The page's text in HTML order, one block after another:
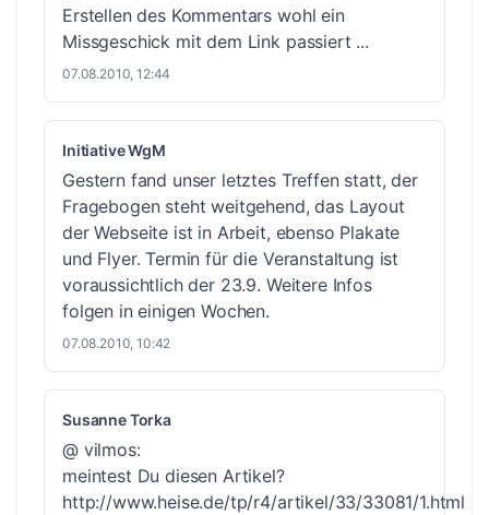
Erstellen des Kommentars wohl ein
Missgeschick mit dem Link passiert ...
07.08.2010, 12:44
Initiative WgM
Gestern fand unser letztes Treffen statt, der
Fragebogen steht weitgehend, das Layout
der Webseite ist in Arbeit, ebenso Plakate
und Flyer. Termin für die Veranstaltung ist
voraussichtlich der 23.9. Weitere Infos
folgen in einigen Wochen.
07.08.2010, 10:42
Susanne Torka
@ vilmos:
meintest Du diesen Artikel?
http://www.heise.de/tp/r4/artikel/33/33081/1.html